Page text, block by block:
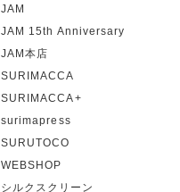
JAM
JAM 15th Anniversary
JAM本店
SURIMACCA
SURIMACCA+
surimapress
SURUTOCO
WEBSHOP
シルクスクリーン